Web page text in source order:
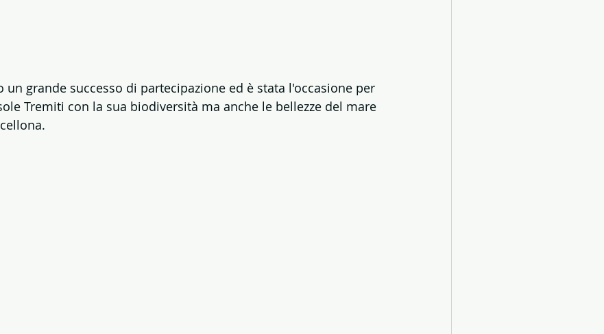
un grande successo di partecipazione ed è stata l'occasione per
Tremiti con la sua biodiversità ma anche le bellezze del mare